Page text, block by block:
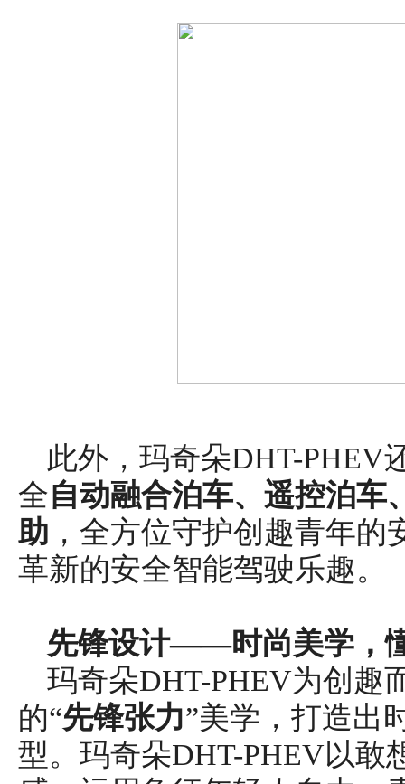
此外，玛奇朵DHT-PHEV
全自动融合泊车、 遥控泊车
助 ，全方位守护创趣青年
革新的安全智能驾驶乐趣。
先锋设计——时尚美学，
玛奇朵DHT-PHEV为创趣
的“先锋张力”美学，打造出
型。玛奇朵DHT-PHEV以敢